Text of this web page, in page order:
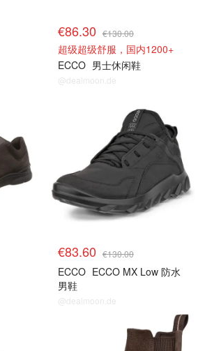
€86.30 €130.00
超级超级舒服，国内1200+
ECCO 男士休闲鞋
@dealmoon.de
€83.60 €130.00
ECCO ECCO MX Low 防水
男鞋
@dealmoon.de